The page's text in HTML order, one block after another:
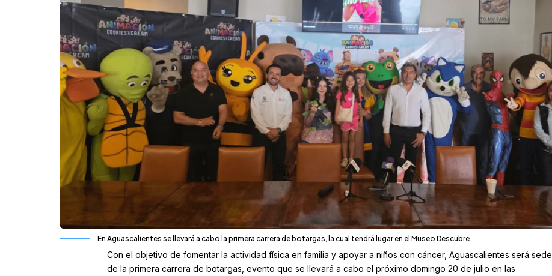
En Aguascalientes se llevará a cabo la primera carrera de botargas, la cual tendrá lugar en el Museo Descubre
Con el objetivo de fomentar la actividad física en familia y apoyar a niños con cáncer, Aguascalientes será sede
de la primera carrera de botargas, evento que se llevará a cabo el próximo domingo 20 de julio en las